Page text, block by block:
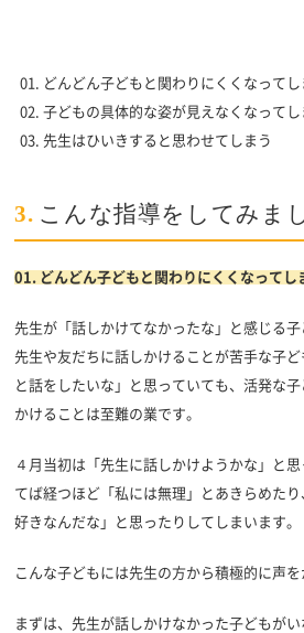
どんどん子どもと関わりにくくなってし
子どもの具体的な姿が見えなくなってし
先生はひいきすると思わせてしまう
3. こんな指導をしてみま
01. どんどん子どもと関わりにくくなってし
先生が「話しかけてなかったな」と感じる
先生や友だちに話しかけることが苦手な子
と話をしたいな」と思っていても、活発な
かけることは至難の業です。
４月当初は「先生に話しかけようかな」と
てば経つほど「私には無理」とあきらめた
好きなんだな」と思ったりしてしまいます。
こんな子どもには先生の方から積極的に声を
まずは、先生が話しかけなかった子どもが